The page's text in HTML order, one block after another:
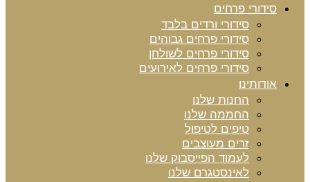
סידורי פרחים
סידורי ורדים בלבד
סידורי פרחים גבוהים
סידורי פרחים לשולחן
סידורי פרחים לאירועים
אודותינו
החנות שלנו
החממה שלנו
טיפים לטיפול
זרים מעוצבים
לעמוד הפייסבוק שלנו
לאינסטגרם שלנו